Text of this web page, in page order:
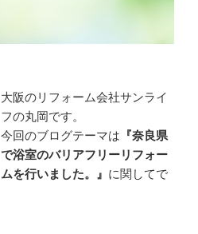
大阪のリフォーム会社サンライ
フの丸岡です。
今回のブログテーマは 『奈良県
で浴室のバリアフリーリフォー
ムを行いました。』 に関してで